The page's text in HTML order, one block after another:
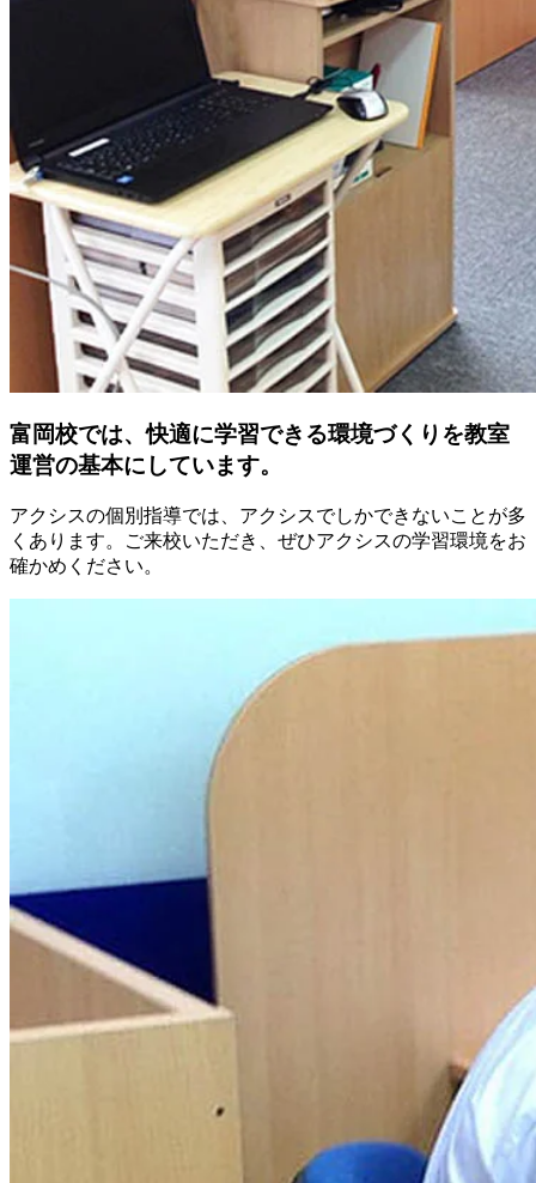
富岡校では、快適に学習できる環境づくりを教室
運営の基本にしています。
アクシスの個別指導では、アクシスでしかできないことが多
くあります。ご来校いただき、ぜひアクシスの学習環境をお
確かめください。